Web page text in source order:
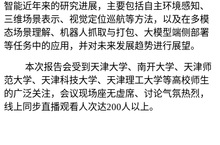
智能近年来的研究进展，主要包括自主环境感知、
三维场景表示、视觉定位巡航等方法，以及在多模
态场景理解、机器人抓取与打包、大模型端侧部署
等任务中的应用，并对未来发展趋势进行展望。
本次报告会受到天津大学、南开大学、天津师
范大学、天津科技大学、天津理工大学等高校师生
的广泛关注，会议现场座无虚席、讨论气氛热烈，
线上同步直播观看人次达200人以上。